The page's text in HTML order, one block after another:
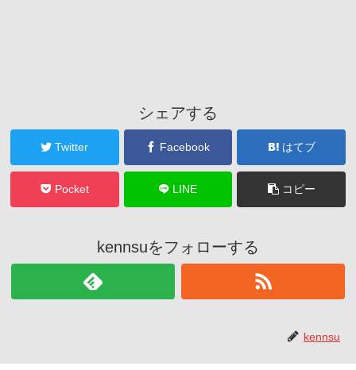
シェアする
Twitter Facebook はてブ
Pocket LINE コピー
kennsuをフォローする
kennsu